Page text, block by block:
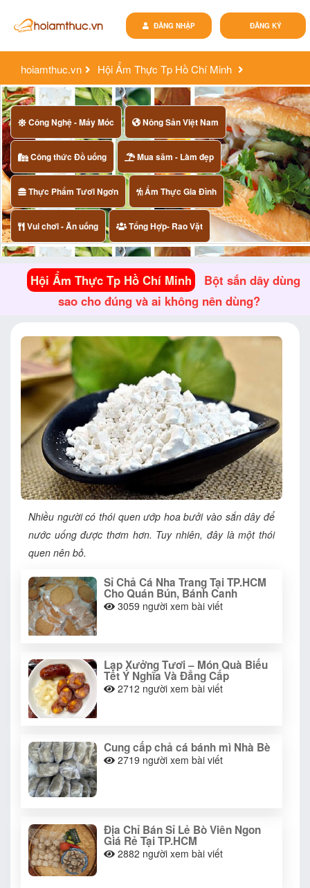
ĐĂNG KÝ
ĐĂNG NHẬP
hoiamthuc.vn
Hội Ẩm Thực Tp Hồ Chí Minh
bột sắn dây dùng sao cho đúng và ai không nên dùng?
Công Nghệ - Máy Móc Nông Sản Việt Nam
Công thức Đồ uống Mua săm - Làm đẹp
Thực Phẩm Tươi Ngơn Ẩm Thực Gia Đình
Vui chơi - Ăn uống Tổng Hợp- Rao Vặt
Hội Ẩm Thực Tp Hồ Chí Minh
Bột sắn dây dùng
sao cho đúng và ai không nên dùng?
Nhiều người có thói quen ướp hoa bưởi vào sắn dây để
nước uống được thơm hơn. Tuy nhiên, đây là một thói
quen nên bỏ.
Sỉ Chả Cá Nha Trang Tại TP.HCM
Cho Quán Bún, Bánh Canh
3059 người xem bài viết
Lạp Xưởng Tươi – Món Quà Biếu
Tết Ý Nghĩa Và Đẳng Cấp
2712 người xem bài viết
Cung cấp chả cá bánh mì Nhà Bè
2719 người xem bài viết
Địa Chỉ Bán Sỉ Lẻ Bò Viên Ngon
Giá Rẻ Tại TP.HCM
2882 người xem bài viết